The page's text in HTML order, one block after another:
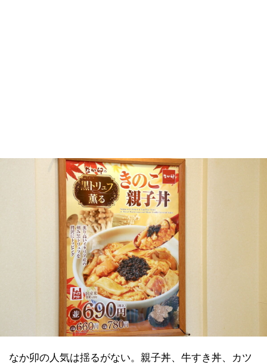
なか卯の人気は揺るがない。親子丼、牛すき丼、カツ